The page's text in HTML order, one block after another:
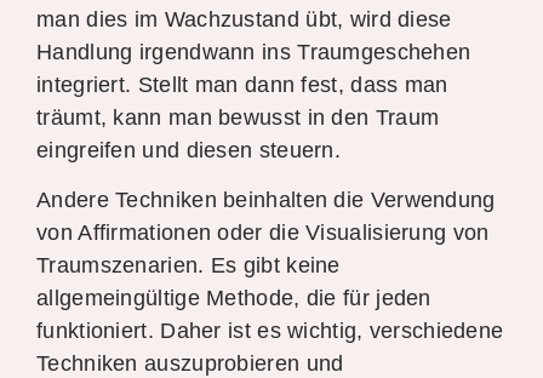
man dies im Wachzustand übt, wird diese
Handlung irgendwann ins Traumgeschehen
integriert. Stellt man dann fest, dass man
träumt, kann man bewusst in den Traum
eingreifen und diesen steuern.
Andere Techniken beinhalten die Verwendung
von Affirmationen oder die Visualisierung von
Traumszenarien. Es gibt keine
allgemeingültige Methode, die für jeden
funktioniert. Daher ist es wichtig, verschiedene
Techniken auszuprobieren und